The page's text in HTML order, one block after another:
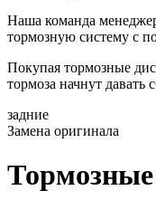
Наша команда
тормозную систему с
Покупая тормозные
тормоза начнут давать
задние
Замена оригинала
Тормозные